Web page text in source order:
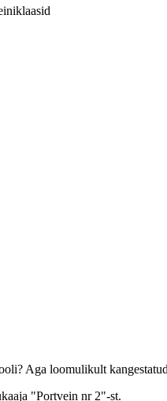
Aga loomulikult
"Portvein nr 2"-st.